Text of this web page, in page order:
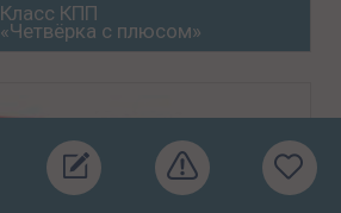
Класс КПП
«Четвёрка с плюсом»